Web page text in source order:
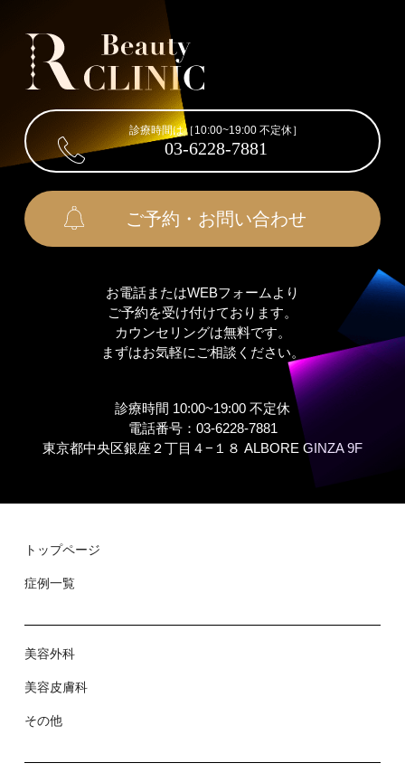
診療時間は［10:00~19:00 不定休］
03-6228-7881
ご予約・お問い合わせ
お電話またはWEBフォームより
ご予約を受け付けております。
カウンセリングは無料です。
まずはお気軽にご相談ください。
診療時間 10:00~19:00 不定休
電話番号：03-6228-7881
東京都中央区銀座２丁⽬４−１８ ALBORE GINZA 9F
トップページ
症例⼀覧
美容外科
美容⽪膚科
その他